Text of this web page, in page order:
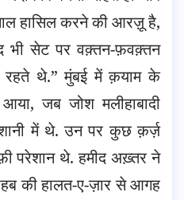
हासिल करने की आरज़ू है,
भी सेट पर वक़्तन-फ़वक़्तन
थे.” मुंबई में क़याम के
जब जोश मलीहाबादी
में थे. उन पर कुछ क़र्ज़
परेशान थे. हमीद अख़्तर ने
की हालत-ए-ज़ार से आगह